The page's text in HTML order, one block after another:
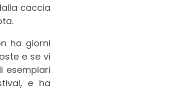
caccia
ha giorni
e se vi
esemplari
e ha